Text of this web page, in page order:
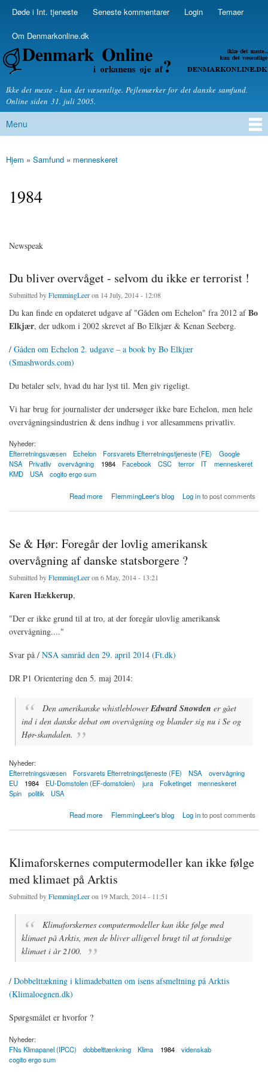
Skip to
Secondary menu
Døde i Int. tjeneste Seneste kommentarer Login Temaer
Om Denmarkonline.dk
Denmarkonline.dk - blognyheder om politik
Ikke det meste - kun det væsentlige. Pejlemærker for det danske samfund.
Online siden 31. juli 2005.
Main menu
Menu
You are here
Hjem » Samfund » menneskeret
1984
Newspeak
Du bliver overvåget - selvom du ikke er terrorist !
Submitted byFlemmingLeeron 14 July, 2014 - 12:08
Du kan finde en opdateret udgave af "Gåden om Echelon" fra 2012 afBo
Elkjær, der udkom i 2002 skrevet af Bo Elkjær & Kenan Seeberg.
/ Gåden om Echelon 2. udgave – a book by Bo Elkjær
(Smashwords.com)
Du betaler selv, hvad du har lyst til. Men giv rigeligt.
Vi har brug for journalister der undersøger ikke bare Echelon, men hele
overvågningsindustrien & dens indhug i vor allesammens privatliv.
Nyheder:
Efterretningsvæsen
Echelon Forsvarets Efterretningstjeneste (FE)
Google
NSA
Privatliv overvågning 1984 Facebook CSC terror IT
menneskeret
KMD
USA cogito ergo sum
Read more
about Du bliver overvåget - selvom du ikke er terrorist !
FlemmingLeer's blog Log into post comments
Se & Hør: Foregår der lovlig amerikansk
overvågning af danske statsborgere ?
Submitted byFlemmingLeeron 6 May, 2014 - 13:21
Karen Hækkerup,
"Der er ikke grund til at tro, at der foregår ulovlig amerikansk
overvågning...."
Svar på / NSA samråd den 29. april 2014 (Ft.dk)
DR P1 Orientering den 5. maj 2014:
Den amerikanske whistleblowerEdward Snowden er gået
ind i den danske debat om overvågning og blander sig nu i Se og
Hør-skandalen.
Nyheder:
Efterretningsvæsen
Forsvarets Efterretningstjeneste (FE) NSA
overvågning
EU
1984 EU-Domstolen (EF-domstolen) jura Folketinget
menneskeret
Spin
politik USA
Read more
about Se & Hør: Foregår der lovlig amerikansk overvågning af danske statsborgere ?
FlemmingLeer's blog Log into post comments
Klimaforskernes computermodeller kan ikke følge
med klimaet på Arktis
Submitted byFlemmingLeeron 19 March, 2014 - 11:51
Klimaforskernes computermodeller kan ikke følge med
klimaet på Arktis, men de bliver alligevel brugt til at forudsige
klimaet i år 2100.
/ Dobbelttækning i klimadebatten om isens afsmeltning på Arktis
(Klimaloegnen.dk)
Spørgsmålet er hvorfor ?
Nyheder:
FNs Klimapanel (IPCC)
dobbelttænkning Klima 1984
videnskab
cogito ergo sum